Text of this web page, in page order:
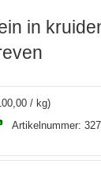
in
/ kg)
Artikelnummer: